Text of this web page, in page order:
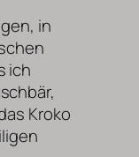
in
ich
Kroko